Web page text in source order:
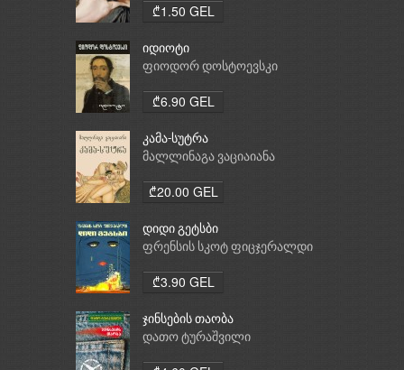
₾1.50 GEL
იდიოტი
ფიოდორ დოსტოევსკი
₾6.90 GEL
კამა-სუტრა
მალლინაგა ვაციაიანა
₾20.00 GEL
დიდი გეტსბი
ფრენსის სკოტ ფიცჯერალდი
₾3.90 GEL
ჯინსების თაობა
დათო ტურაშვილი